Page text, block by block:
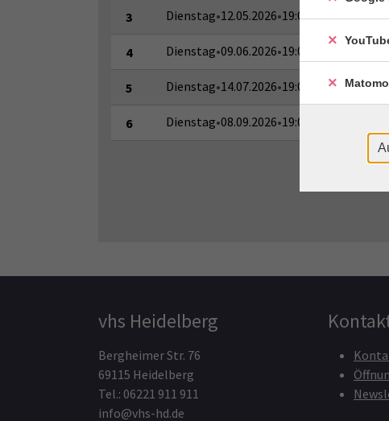
3 Dienstag•12.05.2026•19:00–20:30 Uhr
4 Dienstag•09.06.2026•19:00–20:30 Uhr
5 Dienstag•14.07.2026•19:00–20:30 Uhr
6 Dienstag•08.09.2026•19:00–20:30 Uhr
vhs Heidelberg
Bergheimer Str. 76
69115 Heidelberg
Tel.: 06221 911 911
info@vhs-hd.de
Matomo